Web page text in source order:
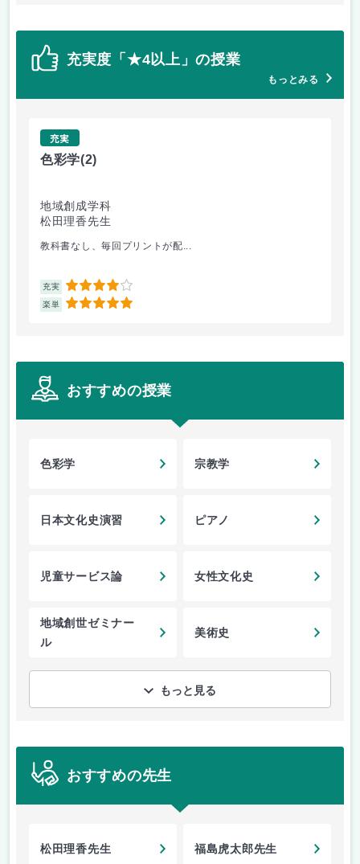
充実度「★4以上」の授業
もっとみる
充実
色彩学(2)
地域創成学科
松田理香先生
教科書なし、毎回プリントが配...
充実 4
楽単 5
おすすめの授業
色彩学 宗教学
日本文化史演習 ピアノ
児童サービス論 女性文化史
地域創世ゼミナー
ル
美術史
もっと見る
おすすめの先生
松田理香先生 福島虎太郎先生